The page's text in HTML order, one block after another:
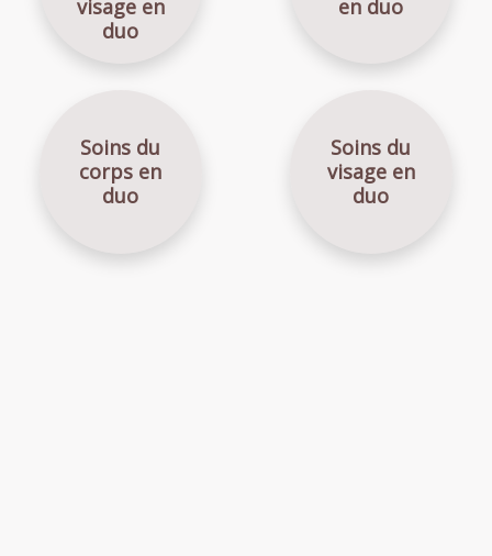
visage en
duo
en duo
Soins du
corps en
duo
Soins du
visage en
duo